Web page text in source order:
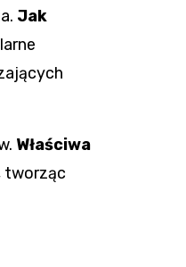
Jak
Właściwa
tworząc